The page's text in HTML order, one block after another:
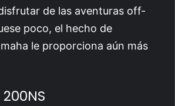
de las aventuras off-
poco, el hecho de
le proporciona aún más